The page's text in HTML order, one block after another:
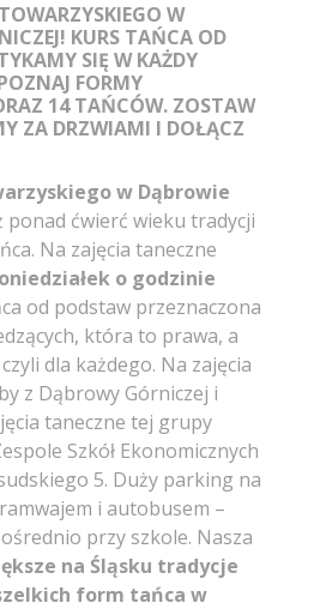
W
KURS TAŃCA OD
SIĘ W KAŻDY
FORMY
14 TAŃCÓW. ZOSTAW
ZA DRZWIAMI I DOŁĄCZ
w Dąbrowie
ponad ćwierć wieku tradycji
Na zajęcia taneczne
o godzinie
od podstaw przeznaczona
która to prawa, a
dla każdego. Na zajęcia
z Dąbrowy Górniczej i
taneczne tej grupy
Szkół Ekonomicznych
5. Duży parking na
i autobusem –
przy szkole. Nasza
na Śląsku tradycje
form tańca w